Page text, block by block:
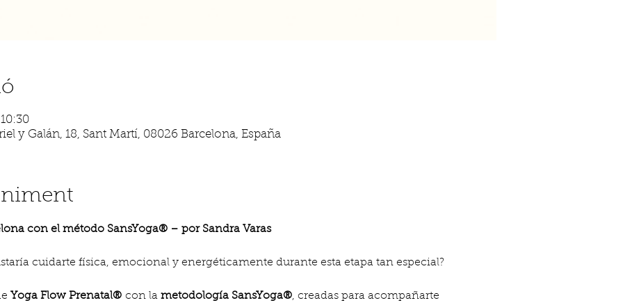
y Galán, 18, Sant Martí, 08026 Barcelona, España
con el método SansYoga® – por Sandra Varas
cuidarte física, emocional y energéticamente durante esta etapa tan especial?
Yoga Flow Prenatal® con la metodología SansYoga®, creadas para acompañarte